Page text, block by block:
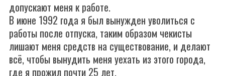
допускают меня к работе.
В июне 1992 года я был вынужден уволиться с
работы после отпуска, таким образом чекисты
лишают меня средств на существование, и делают
всё, чтобы вынудить меня уехать из этого города,
где я прожил почти 25 лет.